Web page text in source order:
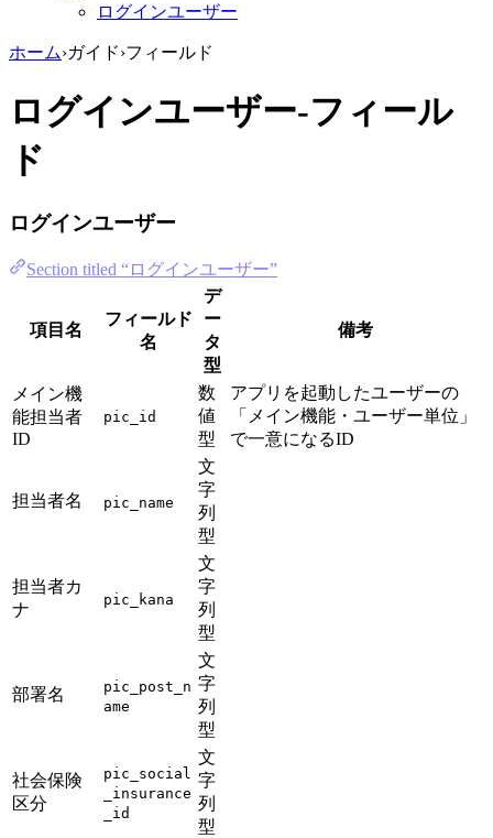
ログインユーザー
ホーム›ガイド›フィールド
ログインユーザー-フィール
ド
ログインユーザー
Section titled “ログインユーザー”
項目名
フィールド
名
デ
ー
タ
型
備考
メイン機
能担当者
ID
pic_id
数
値
型
アプリを起動したユーザーの
「メイン機能・ユーザー単位」
で一意になるID
担当者名 pic_name
文
字
列
型
担当者カ
ナ
pic_kana
文
字
列
型
部署名
pic_post_n
ame
文
字
列
型
社会保険
区分
pic_social
_insurance
_id
文
字
列
型